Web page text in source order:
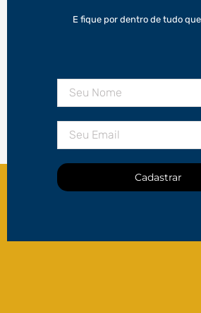
E fique por dentro de tudo
Cadastrar